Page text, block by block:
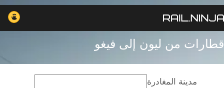
قطارات من ليون إلى فيغو
مدينة المغادرة